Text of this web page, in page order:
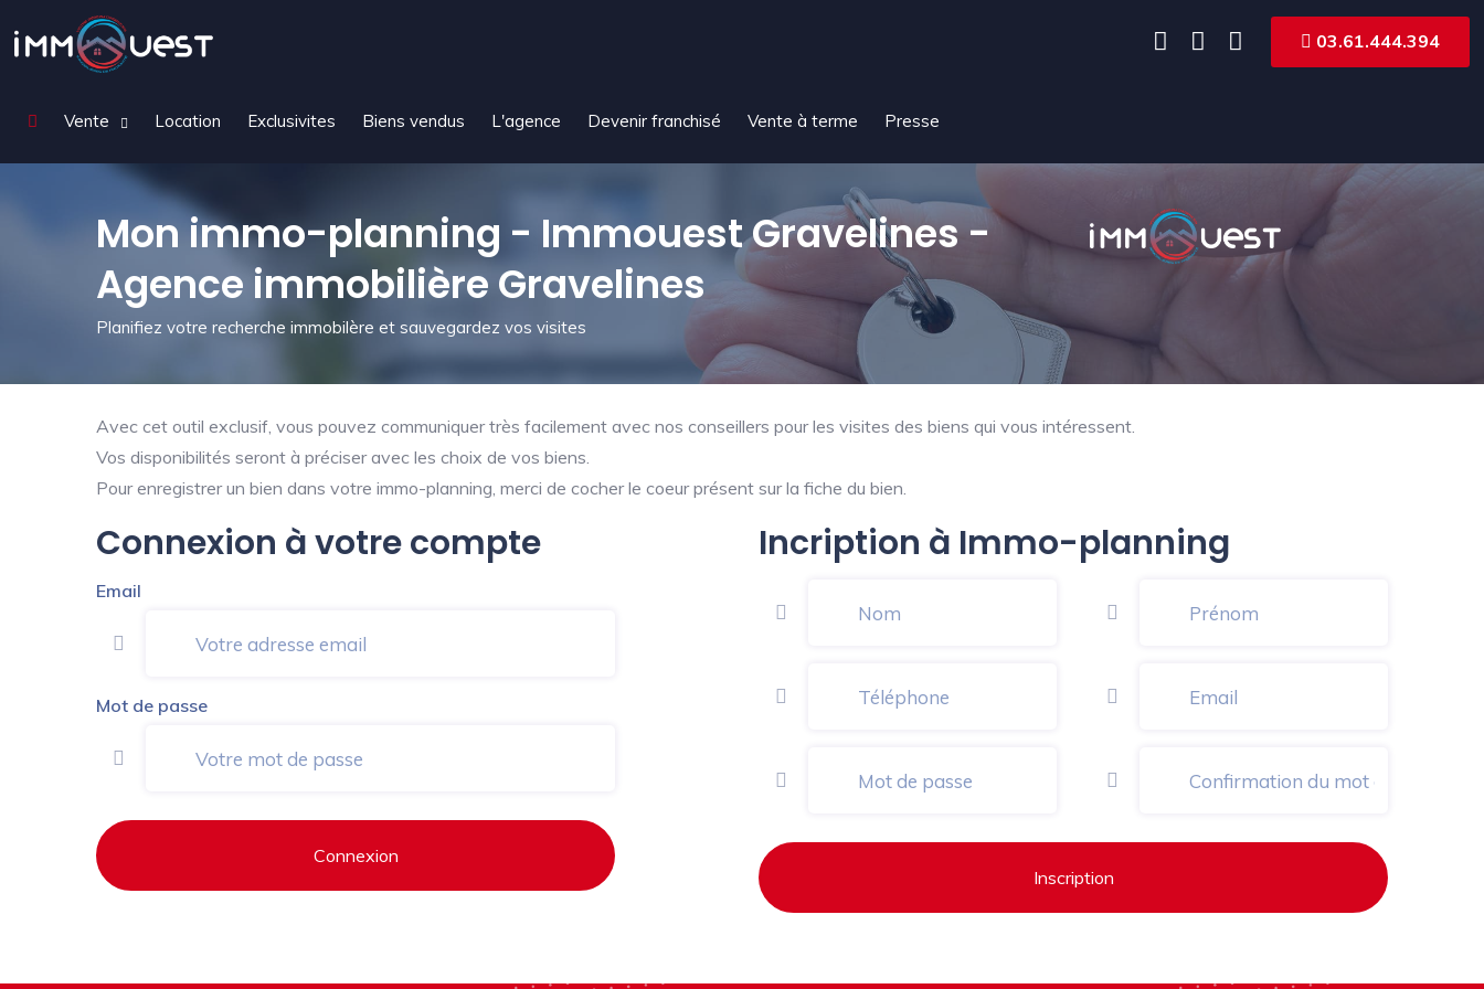
03.61.444.394
Vente Location Exclusivites Biens vendus L'agence Devenir franchisé Vente à terme Presse
Mon immo-planning - Immouest Gravelines -
Agence immobilière Gravelines
Planifiez votre recherche immobilère et sauvegardez vos visites
Avec cet outil exclusif, vous pouvez communiquer très facilement avec nos conseillers pour les visites des biens qui vous intéressent.
Vos disponibilités seront à préciser avec les choix de vos biens.
Pour enregistrer un bien dans votre immo-planning, merci de cocher le coeur présent sur la fiche du bien.
Connexion à votre compte
Email
Mot de passe
Connexion
Incription à Immo-planning
Inscription